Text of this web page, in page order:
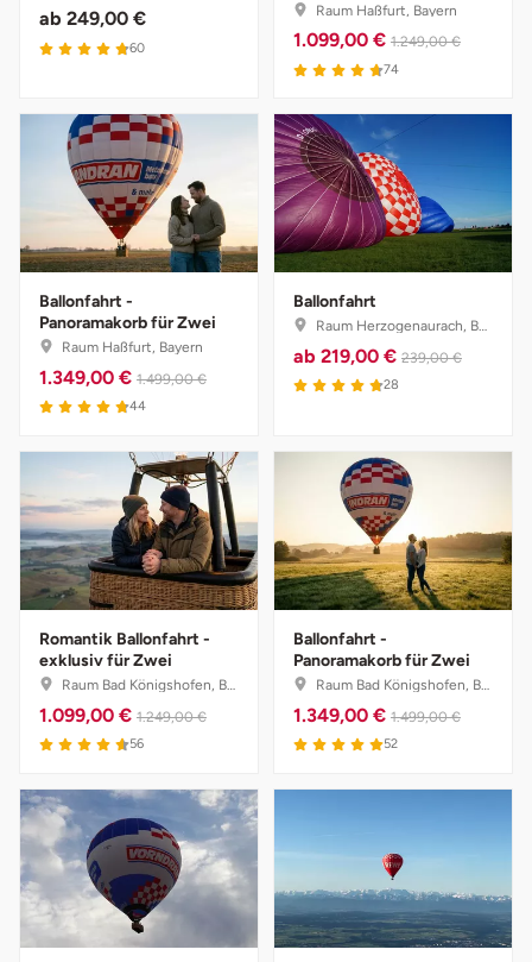
ab 249,00 €
60
Raum Haßfurt, Bayern
1.099,00 € 1.249,00 €
74
Ballonfahrt -
Panoramakorb für Zwei
Raum Haßfurt, Bayern
1.349,00 € 1.499,00 €
44
Ballonfahrt
Raum Herzogenaurach, Bayern
ab 219,00 € 239,00 €
28
Romantik Ballonfahrt -
exklusiv für Zwei
Raum Bad Königshofen, Bayern
1.099,00 € 1.249,00 €
56
Ballonfahrt -
Panoramakorb für Zwei
Raum Bad Königshofen, Bayern
1.349,00 € 1.499,00 €
52